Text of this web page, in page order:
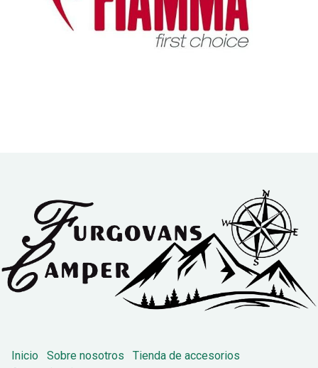
Inicio Sobre nosotros
Tienda de accesorios